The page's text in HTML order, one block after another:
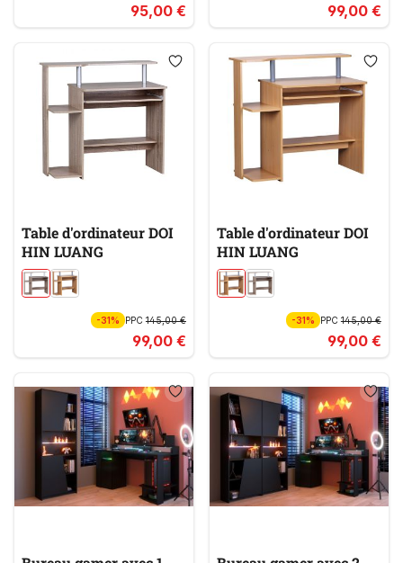
95,00 € 99,00 €
Table d'ordinateur DOI
HIN LUANG
-31% PPC 145,00 €
99,00 €
Table d'ordinateur DOI
HIN LUANG
-31% PPC145,00 €
99,00 €